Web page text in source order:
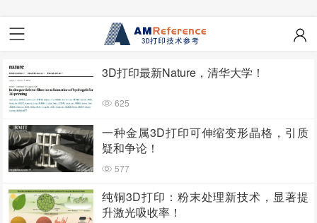
3D打印最新Nature，清华大学！
625
一种金属3D打印可伸缩变形晶格，引质
疑和争论！
577
纯铜3D打印：粉末处理新技术，显著提
升激光吸收率！